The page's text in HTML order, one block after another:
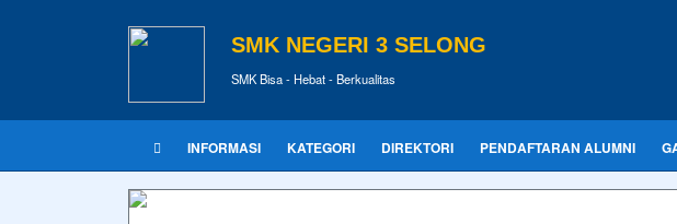
SMK NEGERI 3 SELONG
SMK Bisa - Hebat - Berkualitas
INFORMASI KATEGORI DIREKTORI PENDAFTARAN ALUMNI